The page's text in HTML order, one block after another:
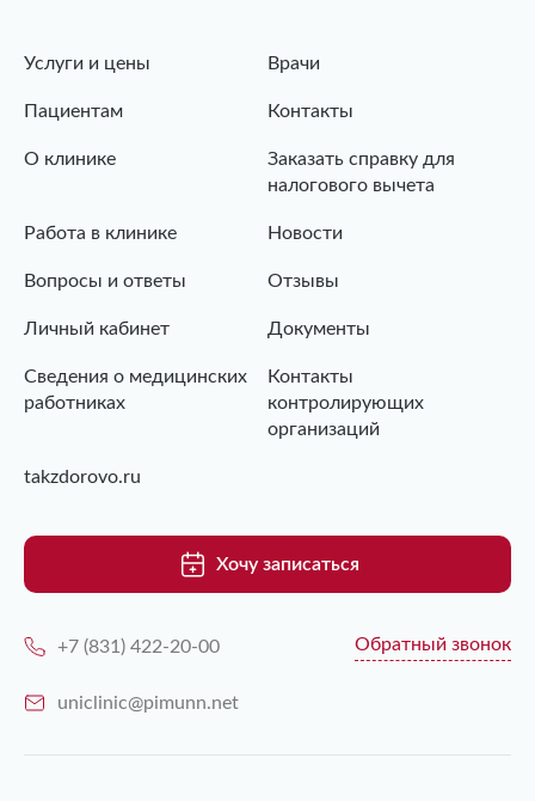
Услуги и цены Врачи
Пациентам Контакты
О клинике
Заказать справку для
налогового вычета
Работа в клинике Новости
Вопросы и ответы Отзывы
Личный кабинет Документы
Сведения о медицинских
работниках
Контакты
контролирующих
организаций
takzdorovo.ru
Хочу записаться
+7 (831) 422-20-00 Обратный звонок
uniclinic@pimunn.net